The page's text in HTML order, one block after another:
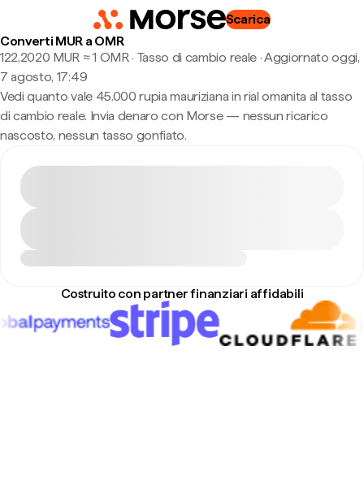
Scarica
Converti MUR a OMR
122,2020 MUR ≈ 1 OMR · Tasso di cambio reale·Aggiornato oggi,
7 agosto, 17:49
Vedi quanto vale 45.000 rupia mauriziana in rial omanita al tasso
di cambio reale. Invia denaro con Morse — nessun ricarico
nascosto, nessun tasso gonfiato.
Costruito con partner finanziari affidabili